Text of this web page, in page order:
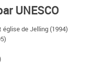
UNESCO
de Jelling (1994)